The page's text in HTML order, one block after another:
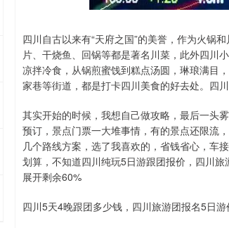
四川自古以来有“天府之国”的美誉，作为火锅
片、干烧鱼、回锅等都是著名川菜，此外四川
凉拌冷食，从锅煎蜜饯到糕点汤圆，琳琅满目
家巷等街道，都是打卡四川美食的好去处。四
其实开始的时候，我想自己做攻略，最后一头
预订，景点门票一大堆事情，有的景点还限流
几个路线方案，选了我喜欢的，省钱省心，车
划算，不知道四川纯玩5日游跟团报价，四川
展开剩余60%
四川5天4晚跟团多少钱，四川旅游团报名5日